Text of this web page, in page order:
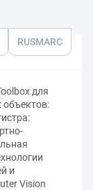
RUSMARC
для
объектов:
и
Vision